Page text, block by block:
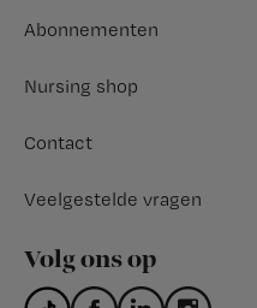
Abonnementen
Nursing shop
Contact
Veelgestelde vragen
Volg ons op